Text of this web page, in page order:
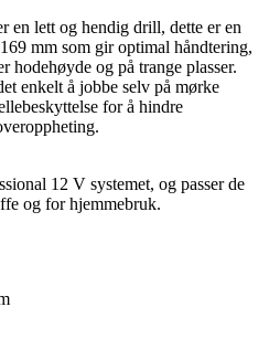
en lett og hendig drill, dette er en
mm som gir optimal håndtering,
og på trange plasser.
enkelt å jobbe selv på mørke
for å hindre
12 V systemet, og passer de
og for hjemmebruk.